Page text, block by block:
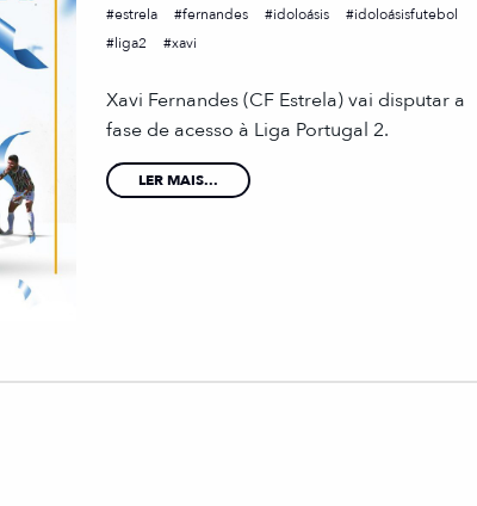
estrela
fernandes idoloásis
idoloásisfutebol
liga2
xavi
Xavi Fernandes (CF Estrela) vai disputar a
fase de acesso à Liga Portugal 2.
LER MAIS...